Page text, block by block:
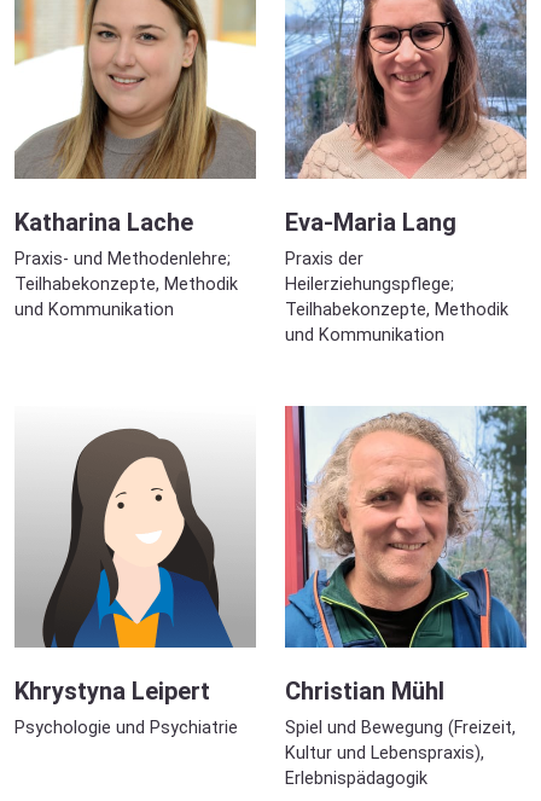
Katharina Lache
Praxis- und Methodenlehre;
Teilhabekonzepte, Methodik
und Kommunikation
Eva-Maria Lang
Praxis der
Heilerziehungspflege;
Teilhabekonzepte, Methodik
und Kommunikation
Khrystyna Leipert
Psychologie und Psychiatrie
Christian Mühl
Spiel und Bewegung (Freizeit,
Kultur und Lebenspraxis),
Erlebnispädagogik